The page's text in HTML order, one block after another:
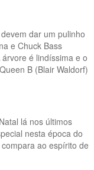
dar um pulinho
e Chuck Bass
é lindíssima e o
B (Blair Waldorf)
lá nos últimos
nesta época do
ao espírito de